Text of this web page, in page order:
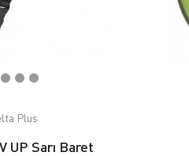
Plus
UP Sarı Baret